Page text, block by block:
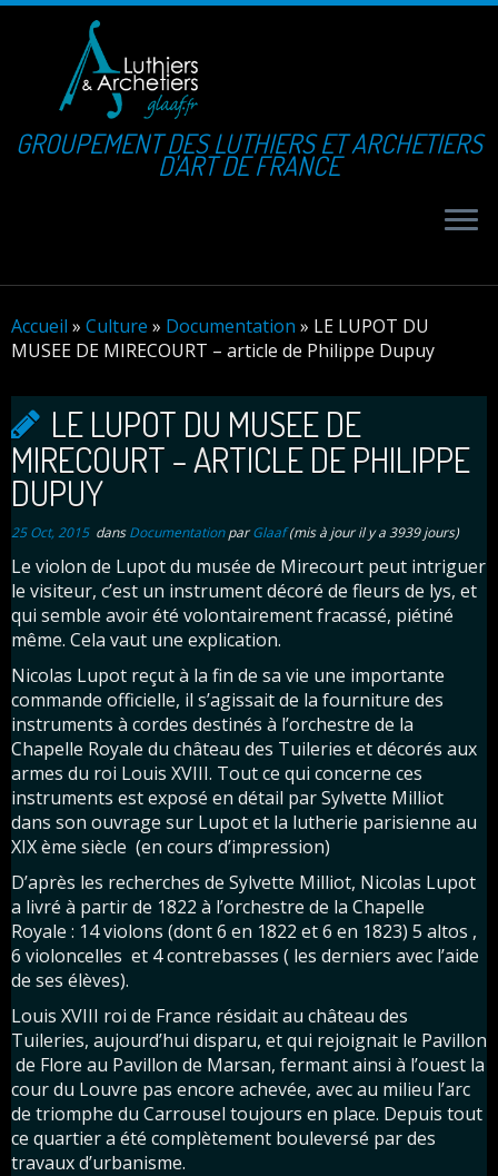
GROUPEMENT DES LUTHIERS ET ARCHETIERS
D'ART DE FRANCE
Accueil » Culture » Documentation » LE LUPOT DU
MUSEE DE MIRECOURT – article de Philippe Dupuy
LE LUPOT DU MUSEE DE
MIRECOURT – ARTICLE DE PHILIPPE
DUPUY
25 Oct, 2015dansDocumentationparGlaaf(mis à jour il y a 3939 jours)
Le violon de Lupot du musée de Mirecourt peut intriguer
le visiteur, c’est un instrument décoré de fleurs de lys, et
qui semble avoir été volontairement fracassé, piétiné
même. Cela vaut une explication.
Nicolas Lupot reçut à la fin de sa vie une importante
commande officielle, il s’agissait de la fourniture des
instruments à cordes destinés à l’orchestre de la
Chapelle Royale du château des Tuileries et décorés aux
armes du roi Louis XVIII. Tout ce qui concerne ces
instruments est exposé en détail par Sylvette Milliot
dans son ouvrage sur Lupot et la lutherie parisienne au
XIX ème siècle (en cours d’impression)
D’après les recherches de Sylvette Milliot, Nicolas Lupot
a livré à partir de 1822 à l’orchestre de la Chapelle
Royale : 14 violons (dont 6 en 1822 et 6 en 1823) 5 altos ,
6 violoncelles et 4 contrebasses ( les derniers avec l’aide
de ses élèves).
Louis XVIII roi de France résidait au château des
Tuileries, aujourd’hui disparu, et qui rejoignait le Pavillon
de Flore au Pavillon de Marsan, fermant ainsi à l’ouest la
cour du Louvre pas encore achevée, avec au milieu l’arc
de triomphe du Carrousel toujours en place. Depuis tout
ce quartier a été complètement bouleversé par des
travaux d’urbanisme.